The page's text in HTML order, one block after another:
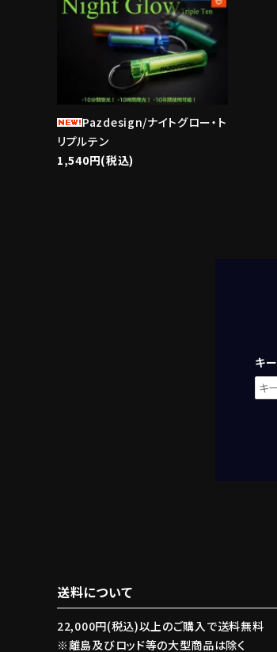
Pazdesign/ナイトグロー・ト
リプルテン
1,540円(税込)
favorite
キ
カテゴリー
送料について
22,000円(税込)以上のご購入で送料無料
※離島及びロッド等の大型商品は除く